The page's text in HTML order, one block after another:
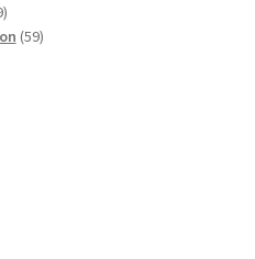
29
produits
5959